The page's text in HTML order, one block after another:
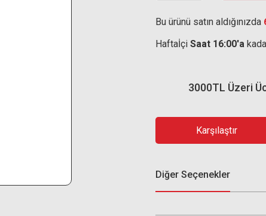
Bu ürünü satın aldığınızda
Haftaİçi Saat 16:00'a
3000TL Üzeri
Karşılaştır
Diğer Seçenekler